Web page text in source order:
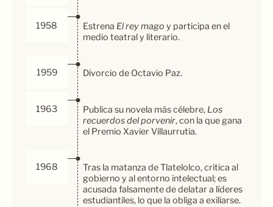
1958 Estrena El rey mago y participa en el
medio teatral y literario.
1959 Divorcio de Octavio Paz.
1963 Publica su novela más célebre, Los
recuerdos del porvenir, con la que gana
el Premio Xavier Villaurrutia.
1968
Tras la matanza de Tlatelolco, critica al
gobierno y al entorno intelectual; es
acusada falsamente de delatar a líderes
estudiantiles, lo que la obliga a exiliarse.